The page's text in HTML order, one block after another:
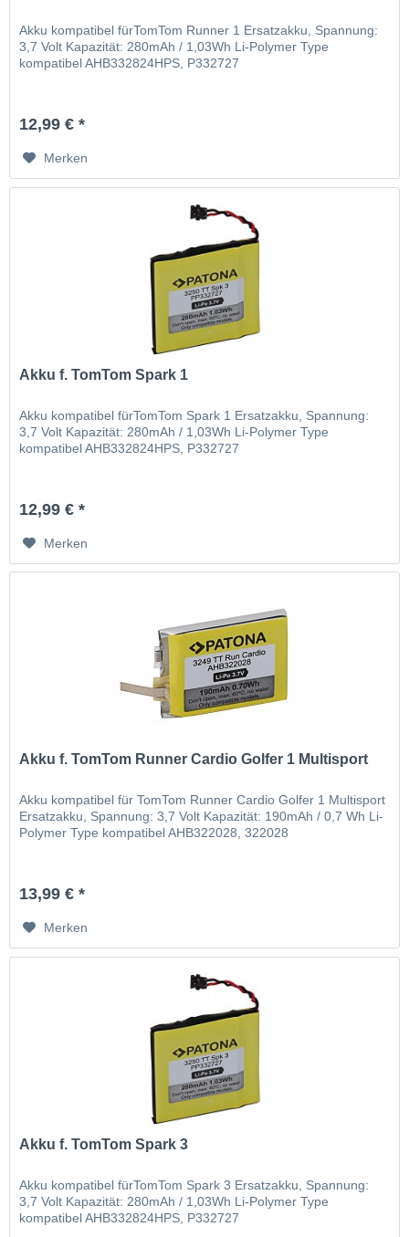
Akku kompatibel fürTomTom Runner 1 Ersatzakku, Spannung:
3,7 Volt Kapazität: 280mAh / 1,03Wh Li-Polymer Type
kompatibel AHB332824HPS, P332727
12,99 € *
Merken
Akku f. TomTom Spark 1
Akku kompatibel fürTomTom Spark 1 Ersatzakku, Spannung:
3,7 Volt Kapazität: 280mAh / 1,03Wh Li-Polymer Type
kompatibel AHB332824HPS, P332727
12,99 € *
Merken
Akku f. TomTom Runner Cardio Golfer 1 Multisport
Akku kompatibel für TomTom Runner Cardio Golfer 1 Multisport
Ersatzakku, Spannung: 3,7 Volt Kapazität: 190mAh / 0,7 Wh Li-
Polymer Type kompatibel AHB322028, 322028
13,99 € *
Merken
Akku f. TomTom Spark 3
Akku kompatibel fürTomTom Spark 3 Ersatzakku, Spannung:
3,7 Volt Kapazität: 280mAh / 1,03Wh Li-Polymer Type
kompatibel AHB332824HPS, P332727